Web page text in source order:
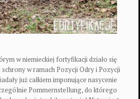
w niemieckiej fortyfikacji działo się
w ramach Pozycji Odry i Pozycji
już całkiem imponujące nasycenie
Pommernstellung, do którego